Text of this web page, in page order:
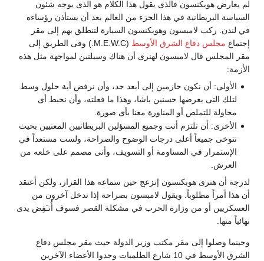
لم يعارض هوبكنسون فالذى يقول هذا الكلام هو الذى يوجه شئون
السياسة البريطانية في هذا الجزء من العالم بعد أن يستأذن رؤساءه
في لندن. ركب لامبسون وهوبكنسون السيارة لتنطلق بهم إلى مقر
إجتماع مجلس دفاع الشرق الأوسط
(M.E.W.C.) وفى الطريق إلى
مقر المجلس قال لامبسون لهنرى أن هناك وسيلتين لمواجهة مثل هذه
الأزمة:
الأولى: أن نكون حازمين إلى أبعد حد، وأن نرفض أية حلول وسط
لتلك التى يعرضها حسنين باشا، وهذا ما فعلته، وأن نحبط أى
محاولة للتملص أو المناورة معنا بأى صورة.
الأخرى: أن تلتزم أنت وجميع المسؤلين البريطانيين المعنيين بحيث
نتوخى جميعاً أعلى درجات الوضوح والصراحة، ولست مستعداً في
الإستمرار في المساومة أو التسويف، وأنى مصمم على خلعه من
العرش.
لدرجة أن هنرى هوبكنسون إنزعج حين سماعه هذا القرار، ولكن أعتقد
أن هذا أمراً مطلوباً. ويقول لامبسون بصراحة إذا تدخل آخرون من
العسكريين أو من وزارة الحرب في مشكلة القصر فسوف أُنـَفِض يدى
نهائياً منها.
وحينما وصلوا إلى مقر مكتب وزير الدولة حيث مقر مجلس دفاع
الشرق الأوسط في 10 شارع الطلمبات وجدوا الأعضاء الآخرين